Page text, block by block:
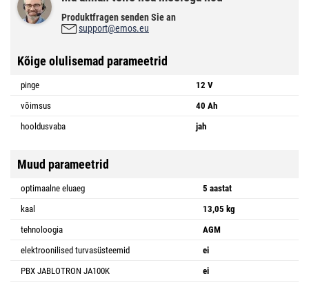
Produktfragen senden Sie an
support@emos.eu
Kõige olulisemad parameetrid
pinge
12 V
võimsus
40 Ah
hooldusvaba
jah
Muud parameetrid
optimaalne eluaeg
5 aastat
kaal
13,05 kg
tehnoloogia
AGM
elektroonilised turvasüsteemid
ei
PBX JABLOTRON JA100K
ei